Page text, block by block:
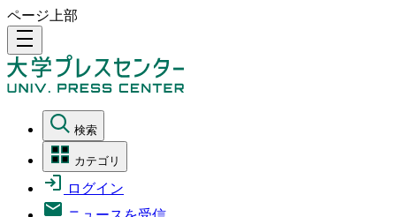
ページ上部
density_medium
検索
カテゴリ
ログイン